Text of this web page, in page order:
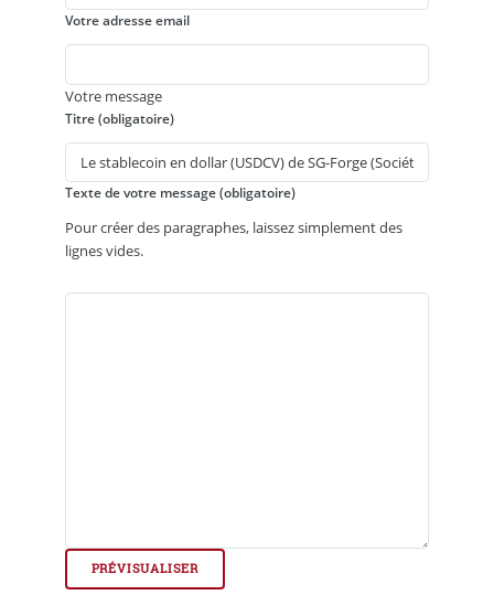
Votre adresse email
Votre message
Titre (obligatoire)
Texte de votre message (obligatoire)
Pour créer des paragraphes, laissez simplement des
lignes vides.